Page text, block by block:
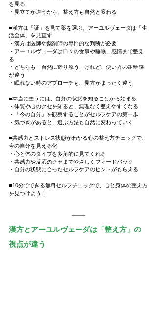
を見る
・見立てが違うから、整え方も自然と変わる
■漢方は「証」を見て薬を選ぶ、アーユルヴェーダは「生
活全体」を見直す
・漢方は医師や薬剤師の専門的な判断が必要
・アーユルヴェーダは日々の食事や睡眠、感情まで整え
る
・どちらも「自然に寄り添う」けれど、使い方の距離感
が違う
・眠れない時のアプローチも、見方がまったく違う
■本当に整うには、自分の状態を知ることから始まる
・体質や心のクセを知ると、無理なく整えやすくなる
・「今の自分」を観察することがセルフケアの第一歩
・気づきがあると、選ぶ方法も自然に変わっていく
■共感力とストレス状態がわかる心の整え方チェックで、
今の自分を見える化
・心と体のタイプを多角的に見てくれる
・共感力や反応のクセまでやさしくフィードバック
・自分の状態に合ったセルフケアのヒントがもらえる
■10分でできる無料セルフチェックで、心と身体の整え方
を見つけよう！
漢方とアーユルヴェーダは「整え方」の
視点が違う